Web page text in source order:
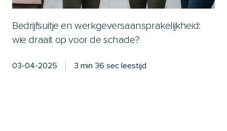
Bedrijfsuitje en werkgeversaansprakelijkheid:
wie draait op voor de schade?
03-04-2025 3 min 36 sec leestijd